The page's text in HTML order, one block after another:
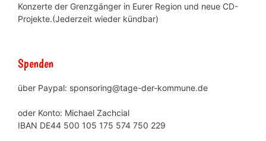
Konzerte der Grenzgänger in Eurer Region und neue CD-
Projekte.(Jederzeit wieder kündbar)
Spenden
über Paypal: sponsoring@tage-der-kommune.de
oder Konto: Michael Zachcial
IBAN DE44 500 105 175 574 750 229